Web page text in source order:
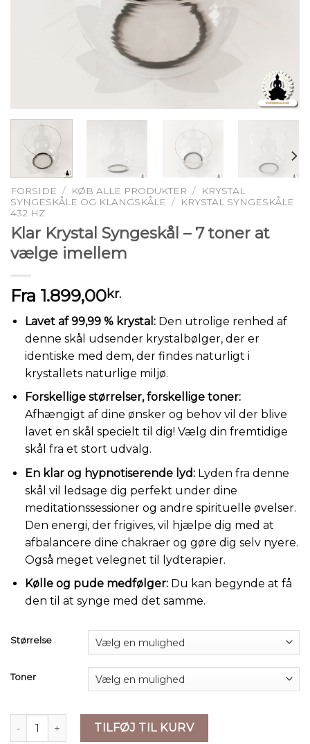
FORSIDE / KØB ALLE PRODUKTER /
KRYSTAL
SYNGESKÅLE OG KLANGSKÅLE /
KRYSTAL SYNGESKÅLE
432 HZ
Klar Krystal Syngeskål – 7 toner at
vælge imellem
Fra 1.899,00kr.
Lavet af 99,99 % krystal:Den utrolige renhed af
denne skål udsender krystalbølger, der er
identiske med dem, der findes naturligt i
krystallets naturlige miljø.
Forskellige størrelser, forskellige toner:
Afhængigt af dine ønsker og behov vil der blive
lavet en skål specielt til dig! Vælg din fremtidige
skål fra et stort udvalg.
En klar og hypnotiserende lyd:Lyden fra denne
skål vil ledsage dig perfekt under dine
meditationssessioner og andre spirituelle øvelser.
Den energi, der frigives, vil hjælpe dig med at
afbalancere dine chakraer og gøre dig selv nyere.
Også meget velegnet til lydterapier.
Kølle og pude medfølger:Du kan begynde at få
den til at synge med det samme.
Størrelse
Toner
Klar Krystal Syngeskål - 7 toner at vælge imellem antal
TILFØJ TIL KURV